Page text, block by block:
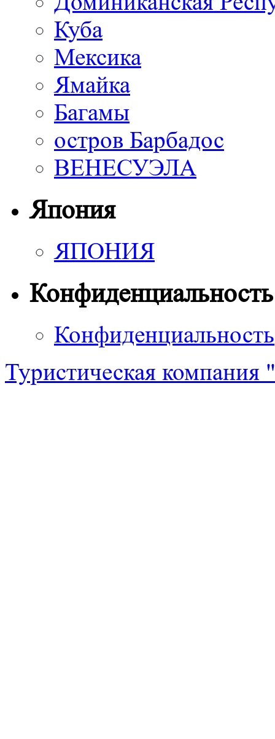
Куба
Мексика
Ямайка
Багамы
остров Барбадос
ВЕНЕСУЭЛА
Япония
ЯПОНИЯ
Конфиденциальность
Конфиденциальность
Туристическая